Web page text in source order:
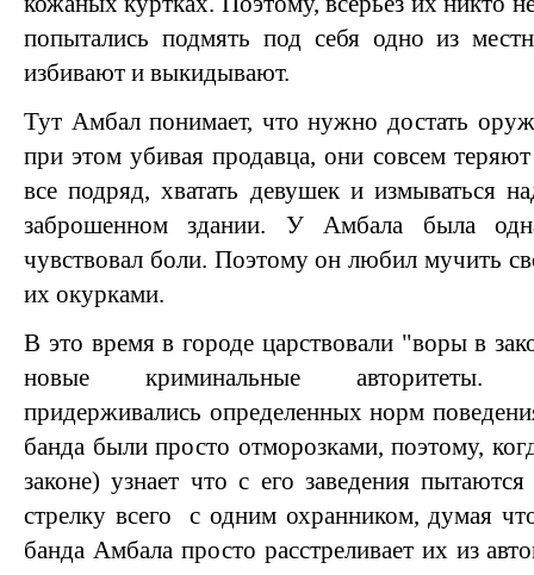
попытались подмять под себя одно из
избивают и выкидывают.
Тут Амбал понимает, что нужно достать
при этом убивая продавца, они совсем
все подряд, хватать девушек и измываться
заброшенном здании. У Амбала была
чувствовал боли. Поэтому он любил мучить
их окурками.
В это время в городе царствовали "воры в
новые криминальные
придерживались определенных норм
банда были просто отморозками, поэтому,
законе) узнает что с его заведения
стрелку всего с одним охранником, думая
банда Амбала просто расстреливает их из